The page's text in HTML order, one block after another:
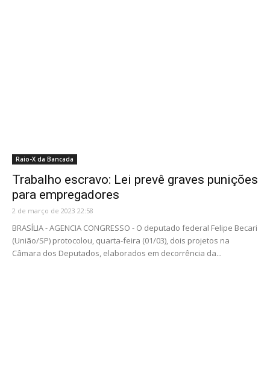
Raio-X da Bancada
Trabalho escravo: Lei prevê graves punições
para empregadores
2 de março de 2023 22:58
BRASÍLIA - AGENCIA CONGRESSO - O deputado federal Felipe Becari
(União/SP) protocolou, quarta-feira (01/03), dois projetos na
Câmara dos Deputados, elaborados em decorrência da...